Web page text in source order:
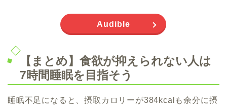
Audible
【まとめ】食欲が抑えられない人は
7時間睡眠を目指そう
睡眠不足になると、摂取カロリーが384kcalも余分に摂